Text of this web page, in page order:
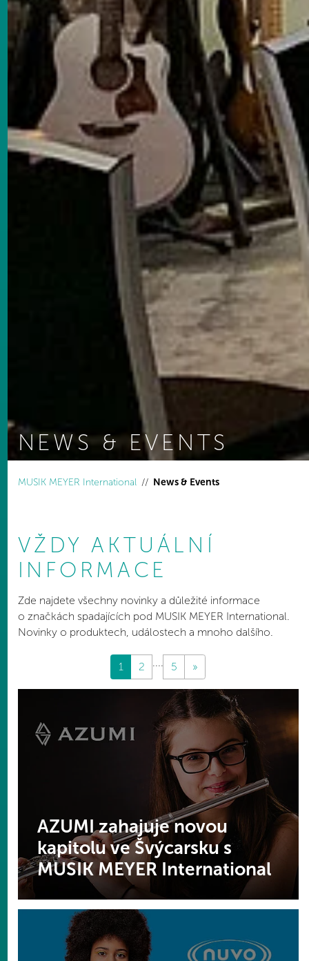
NEWS & EVENTS
MUSIK MEYER International
News & Events
VŽDY AKTUÁLNÍ
INFORMACE
Zde najdete všechny novinky a důležité informace
o značkách spadajících pod MUSIK MEYER International.
Novinky o produktech, událostech a mnoho dalšího.
1 2 .... 5 »
AZUMI zahajuje novou
kapitolu ve Švýcarsku s
MUSIK MEYER International